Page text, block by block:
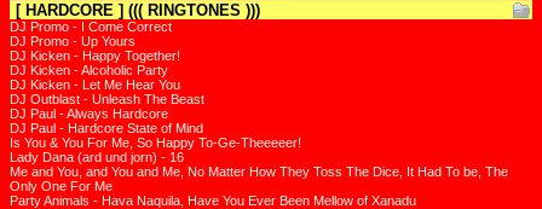
[ HARDCORE ] ((( RINGTONES )))
DJ Promo - I Come Correct
DJ Promo - Up Yours
DJ Kicken - Happy Together!
DJ Kicken - Alcoholic Party
DJ Kicken - Let Me Hear You
DJ Outblast - Unleash The Beast
DJ Paul - Always Hardcore
DJ Paul - Hardcore State of Mind
Is You & You For Me, So Happy To-Ge-Theeeeer!
Lady Dana (ard und jorn) - 16
Me and You, and You and Me, No Matter How They Toss The Dice, It Had To be, The
Only One For Me
Party Animals - Hava Naquila, Have You Ever Been Mellow of Xanadu